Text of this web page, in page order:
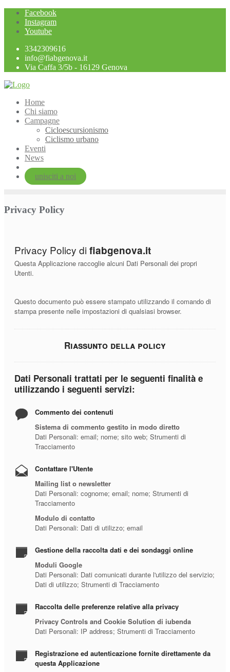
Skip
content
Facebook
Instagram
Youtube
3342309616
info@fiabgenova.it
Via Caffa 3/5b - 16129 Genova
Home
Chi siamo
Campagne
Cicloescursionismo
Ciclismo urbano
Eventi
News
unisciti a noi
Privacy Policy
Privacy Policy di fiabgenova.it
Questa Applicazione raccoglie alcuni Dati Personali dei propri
Utenti.
Questo documento può essere stampato utilizzando il comando di
stampa presente nelle impostazioni di qualsiasi browser.
Riassunto della policy
Dati Personali trattati per le seguenti finalità e
utilizzando i seguenti servizi:
Commento dei contenuti
Sistema di commento gestito in modo diretto
Dati Personali: email; nome; sito web; Strumenti di
Tracciamento
Contattare l'Utente
Mailing list o newsletter
Dati Personali: cognome; email; nome; Strumenti di
Tracciamento
Modulo di contatto
Dati Personali: Dati di utilizzo; email
Gestione della raccolta dati e dei sondaggi online
Moduli Google
Dati Personali: Dati comunicati durante l'utilizzo del servizio;
Dati di utilizzo; Strumenti di Tracciamento
Raccolta delle preferenze relative alla privacy
Privacy Controls and Cookie Solution di iubenda
Dati Personali: IP address; Strumenti di Tracciamento
Registrazione ed autenticazione fornite direttamente da
questa Applicazione